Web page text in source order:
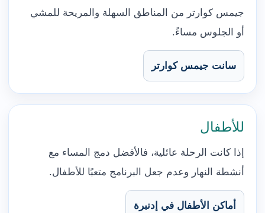
جيمس كوارتر من المناطق السهلة والمريحة للمشي
أو الجلوس مساءً.
سانت جيمس كوارتر
للأطفال
إذا كانت الرحلة عائلية، فالأفضل دمج المساء مع
أنشطة النهار وعدم جعل البرنامج متعبًا للأطفال.
أماكن الأطفال في إدنبرة